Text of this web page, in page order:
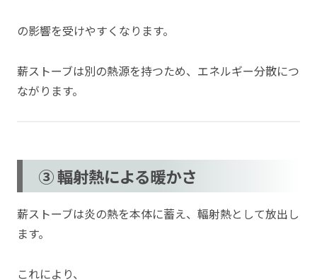
の影響を受けやすくなります。
薪ストーブは別の熱源を持つため、エネルギー分散につ
ながります。
③ 輻射熱による暖かさ
薪ストーブは炎の熱を本体に蓄え、輻射熱として放出し
ます。
これにより、